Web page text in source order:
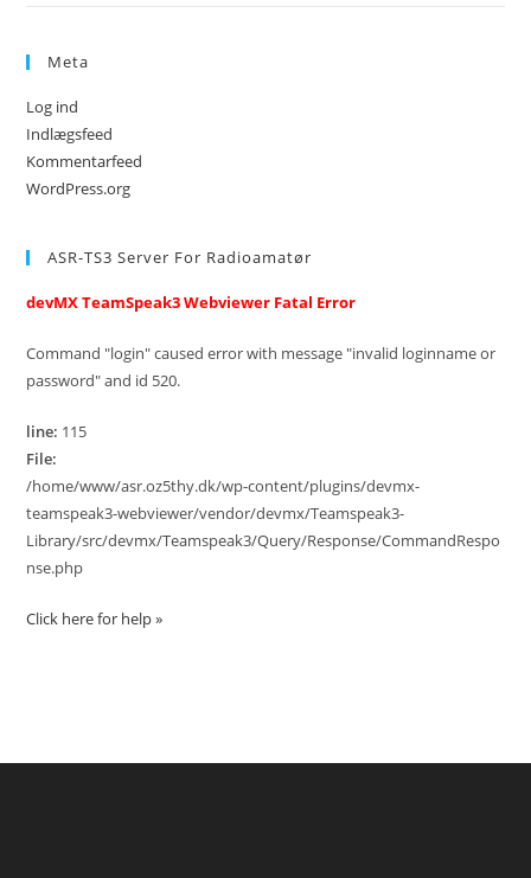
Meta
Log ind
Indlægsfeed
Kommentarfeed
WordPress.org
ASR-TS3 Server For Radioamatør
devMX TeamSpeak3 Webviewer Fatal Error
Command "login" caused error with message "invalid loginname or
password" and id 520.
line: 115
File:
/home/www/asr.oz5thy.dk/wp-content/plugins/devmx-
teamspeak3-webviewer/vendor/devmx/Teamspeak3-
Library/src/devmx/Teamspeak3/Query/Response/CommandRespo
nse.php
Click here for help »